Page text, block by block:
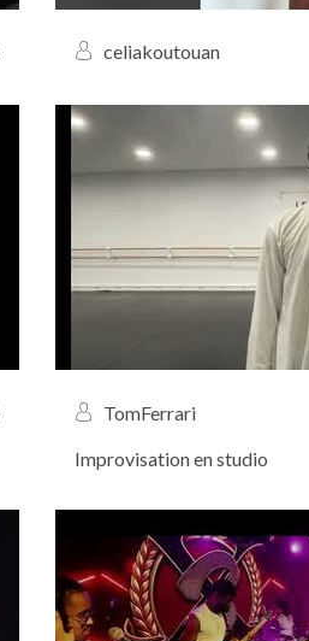
celiakoutouan
TomFerrari
Improvisation en studio